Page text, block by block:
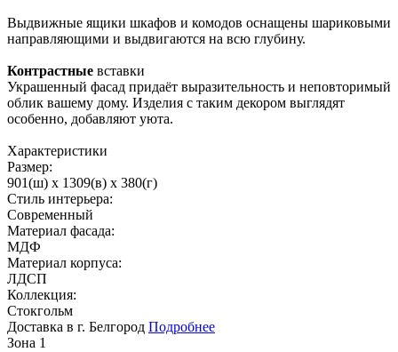
Выдвижные ящики шкафов и комодов оснащены шариковыми
направляющими и выдвигаются на всю глубину.
Контрастные вставки
Украшенный фасад придаёт выразительность и неповторимый
облик вашему дому. Изделия с таким декором выглядят
особенно, добавляют уюта.
Характеристики
Размер:
901(ш) x 1309(в) x 380(г)
Стиль интерьера:
Современный
Материал фасада:
МДФ
Материал корпуса:
ЛДСП
Коллекция:
Стокгольм
Доставка в г. Белгород Подробнее
Зона 1